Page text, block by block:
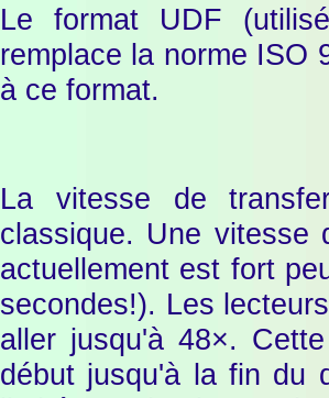
Le format UDF
remplace la norme ISO
à ce format.
La vitesse de
classique. Une vitesse
actuellement est fort
secondes!). Les
aller jusqu'à 48×.
début jusqu'à la fin du